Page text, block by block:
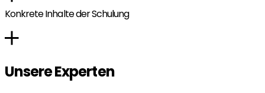
Konkrete Inhalte der Schulung
Unsere Experten